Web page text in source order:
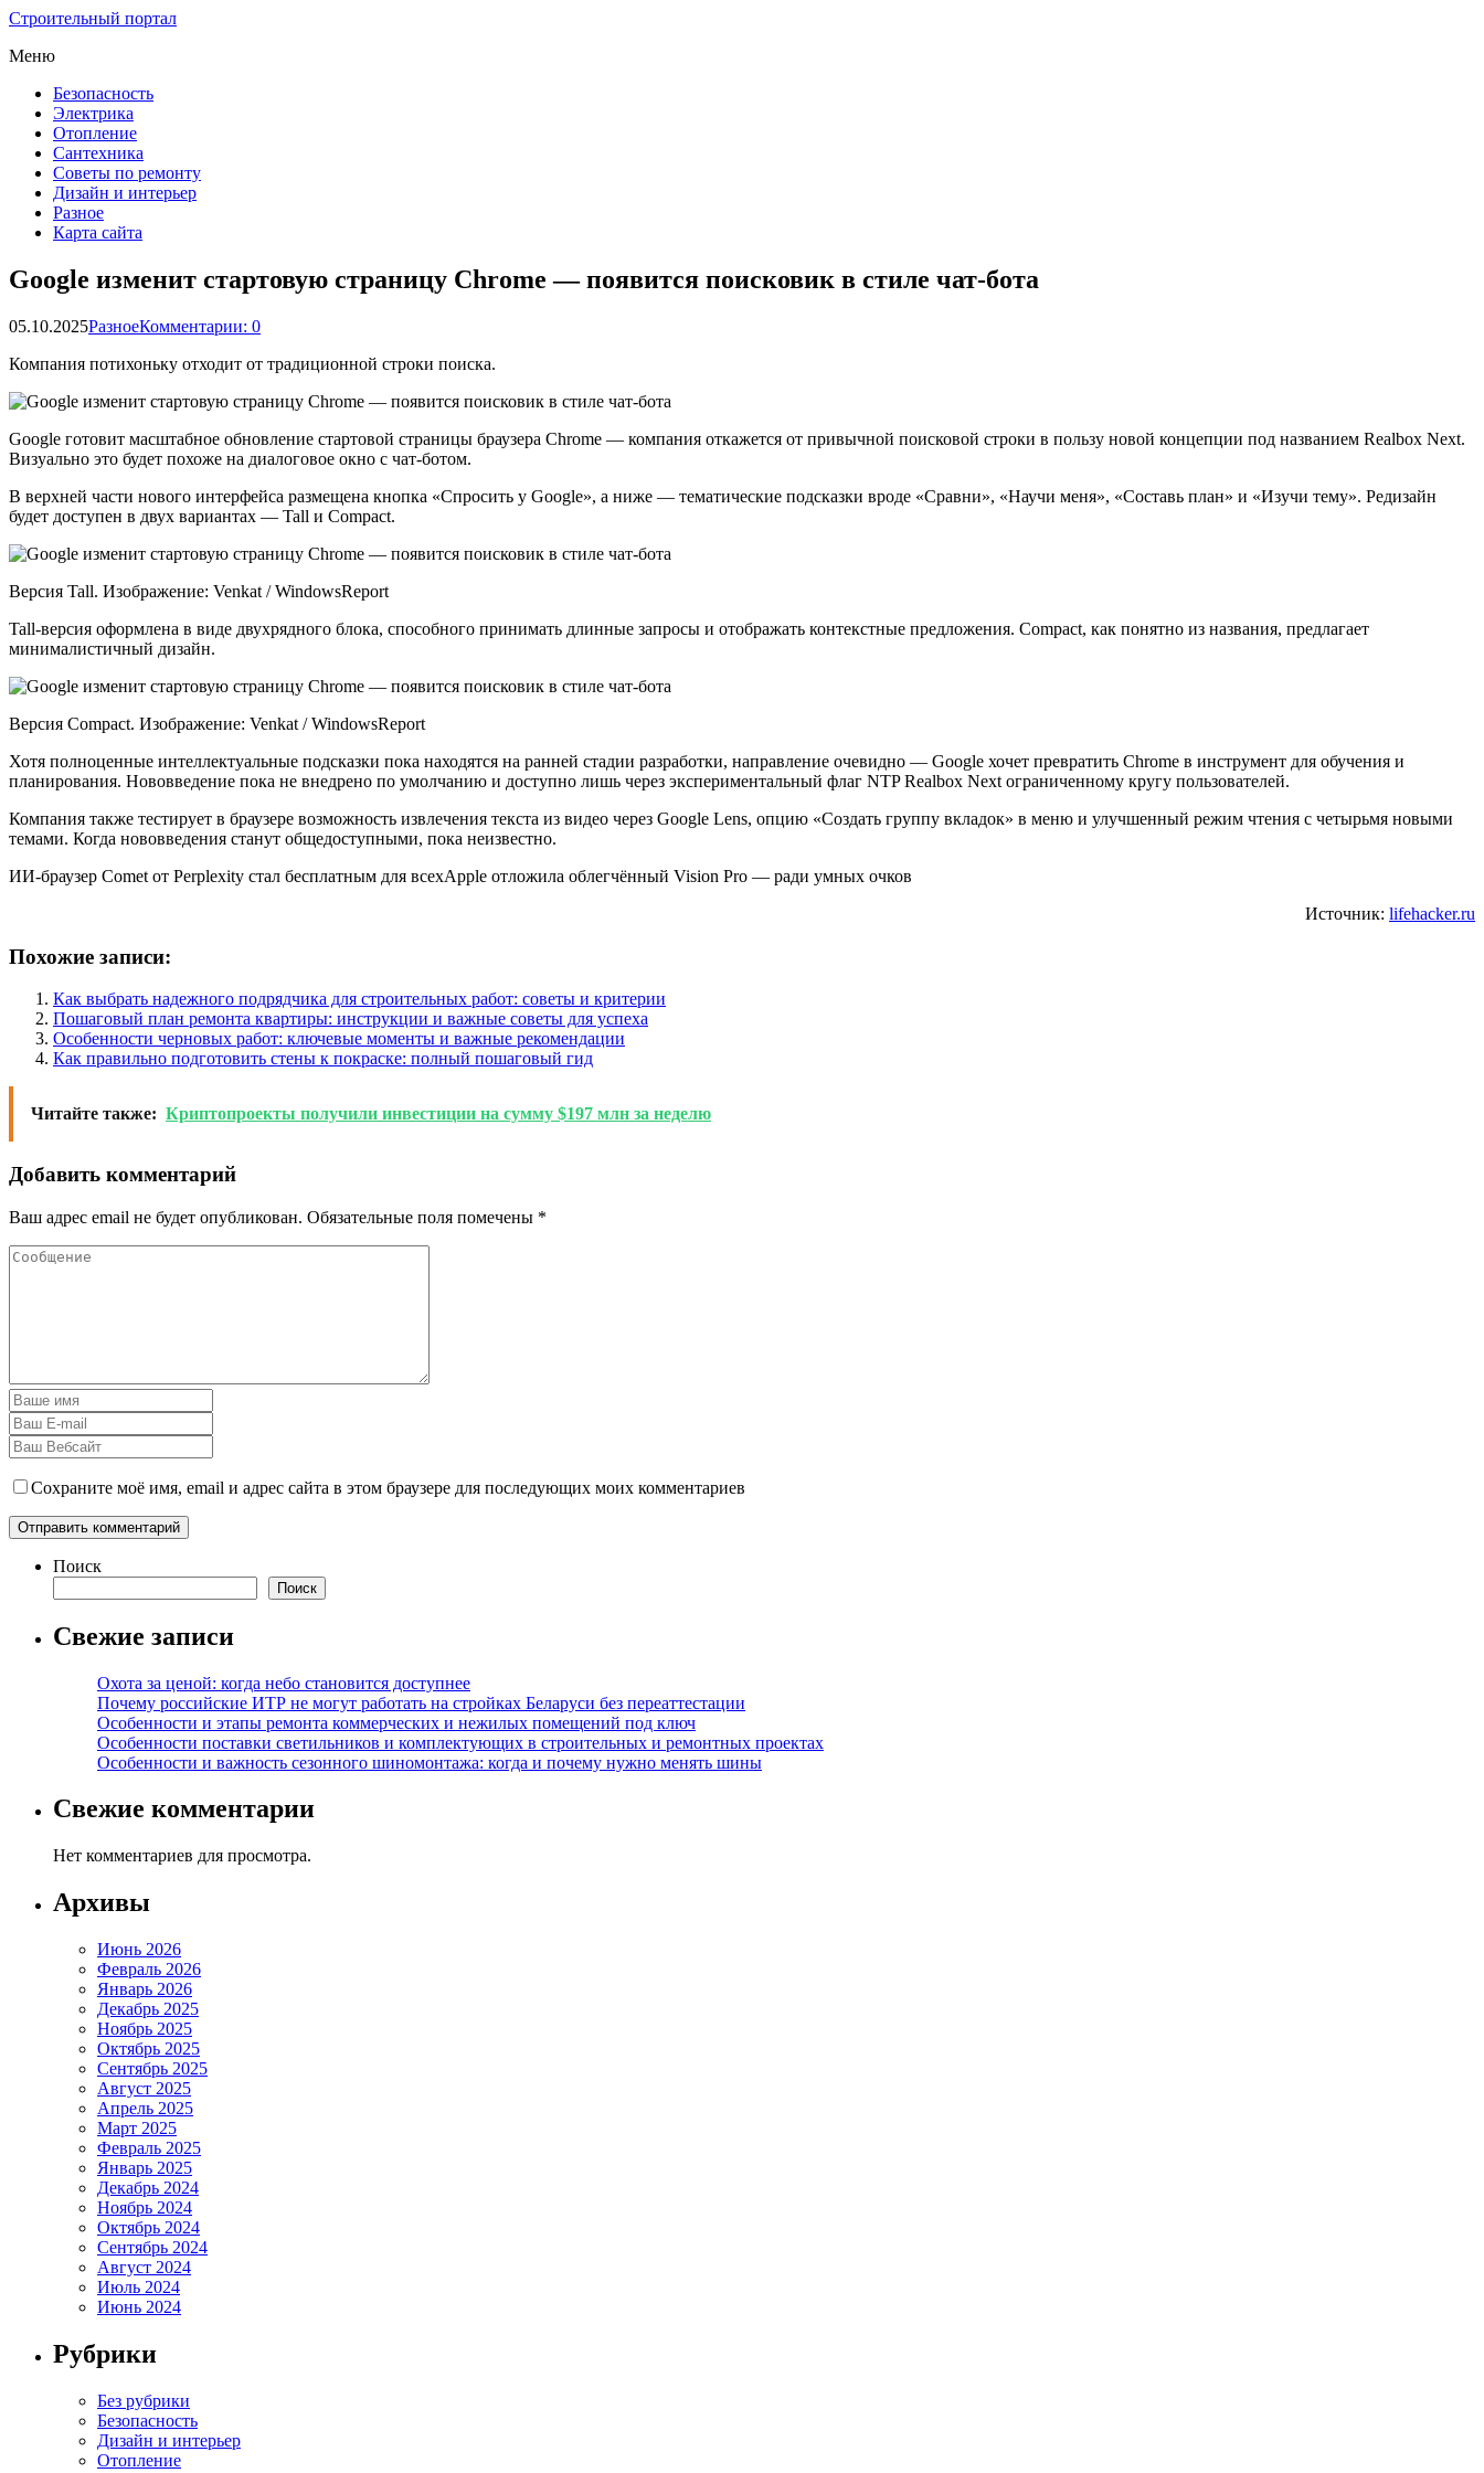
Строительный портал
Меню
Безопасность
Электрика
Отопление
Сантехника
Советы по ремонту
Дизайн и интерьер
Разное
Карта сайта
Google изменит стартовую страницу Chrome — появится поисковик в стиле чат-бота
05.10.2025РазноеКомментарии: 0
Компания потихоньку отходит от традиционной строки поиска.
Google готовит масштабное обновление стартовой страницы браузера Chrome — компания откажется от привычной поисковой строки в пользу новой концепции под названием Realbox Next.
Визуально это будет похоже на диалоговое окно с чат-ботом.
В верхней части нового интерфейса размещена кнопка «Спросить у Google», а ниже — тематические подсказки вроде «Сравни», «Научи меня», «Составь план» и «Изучи тему». Редизайн
будет доступен в двух вариантах — Tall и Compact.
Версия Tall. Изображение: Venkat / WindowsReport
Tall-версия оформлена в виде двухрядного блока, способного принимать длинные запросы и отображать контекстные предложения. Compact, как понятно из названия, предлагает
минималистичный дизайн.
Версия Compact. Изображение: Venkat / WindowsReport
Хотя полноценные интеллектуальные подсказки пока находятся на ранней стадии разработки, направление очевидно — Google хочет превратить Chrome в инструмент для обучения и
планирования. Нововведение пока не внедрено по умолчанию и доступно лишь через экспериментальный флаг NTP Realbox Next ограниченному кругу пользователей.
Компания также тестирует в браузере возможность извлечения текста из видео через Google Lens, опцию «Создать группу вкладок» в меню и улучшенный режим чтения с четырьмя новыми
темами. Когда нововведения станут общедоступными, пока неизвестно.
ИИ-браузер Comet от Perplexity стал бесплатным для всехApple отложила облегчённый Vision Pro — ради умных очков
Источник: lifehacker.ru
Похожие записи:
Как выбрать надежного подрядчика для строительных работ: советы и критерии
Пошаговый план ремонта квартиры: инструкции и важные советы для успеха
Особенности черновых работ: ключевые моменты и важные рекомендации
Как правильно подготовить стены к покраске: полный пошаговый гид
Читайте также: Криптопроекты получили инвестиции на сумму $197 млн за неделю
Добавить комментарий
Ваш адрес email не будет опубликован. Обязательные поля помечены *
Сохраните моё имя, email и адрес сайта в этом браузере для последующих моих комментариев
Поиск
Поиск
Свежие записи
Охота за ценой: когда небо становится доступнее
Почему российские ИТР не могут работать на стройках Беларуси без переаттестации
Особенности и этапы ремонта коммерческих и нежилых помещений под ключ
Особенности поставки светильников и комплектующих в строительных и ремонтных проектах
Особенности и важность сезонного шиномонтажа: когда и почему нужно менять шины
Свежие комментарии
Нет комментариев для просмотра.
Архивы
Июнь 2026
Февраль 2026
Январь 2026
Декабрь 2025
Ноябрь 2025
Октябрь 2025
Сентябрь 2025
Август 2025
Апрель 2025
Март 2025
Февраль 2025
Январь 2025
Декабрь 2024
Ноябрь 2024
Октябрь 2024
Сентябрь 2024
Август 2024
Июль 2024
Июнь 2024
Рубрики
Без рубрики
Безопасность
Дизайн и интерьер
Отопление